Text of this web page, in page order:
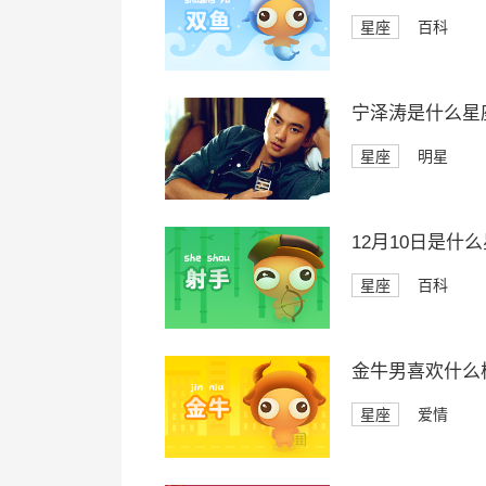
星座 百科
宁泽涛是什么星
星座 明星
12月10日是什
星座 百科
金牛男喜欢什么
星座 爱情